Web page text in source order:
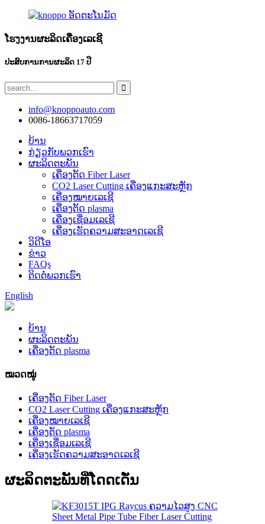
ໂຮງງານຜະລິດເຄື່ອງເລເຊີ
ປະສົບການການຜະລິດ 17 ປີ
info@knoppoauto.com
0086-18663717059
ບ້ານ
ກ່ຽວ​ກັບ​ພວກ​ເຮົາ
ຜະລິດຕະພັນ
ເຄື່ອງຕັດ Fiber Laser
CO2 Laser Cutting ເຄື່ອງແກະສະຫຼັກ
ເຄື່ອງໝາຍເລເຊີ
ເຄື່ອງຕັດ plasma
ເຄື່ອງເຊື່ອມເລເຊີ
ເຄື່ອງເຮັດຄວາມສະອາດເລເຊີ
ວິດີໂອ
ຂ່າວ
FAQs
ຕິດ​ຕໍ່​ພວກ​ເຮົາ
English
ບ້ານ
ຜະລິດຕະພັນ
ເຄື່ອງຕັດ plasma
ໝວດໝູ່
ເຄື່ອງຕັດ Fiber Laser
CO2 Laser Cutting ເຄື່ອງແກະສະຫຼັກ
ເຄື່ອງໝາຍເລເຊີ
ເຄື່ອງຕັດ plasma
ເຄື່ອງເຊື່ອມເລເຊີ
ເຄື່ອງເຮັດຄວາມສະອາດເລເຊີ
ຜະລິດຕະພັນທີ່ໂດດເດັ່ນ